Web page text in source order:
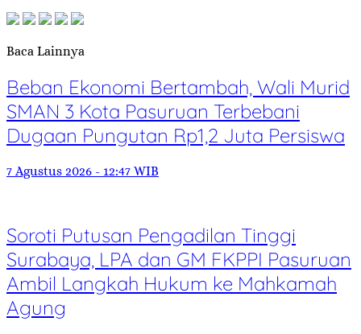
Baca Lainnya
Beban Ekonomi Bertambah, Wali Murid
SMAN 3 Kota Pasuruan Terbebani
Dugaan Pungutan Rp1,2 Juta Persiswa
7 Agustus 2026 - 12:47 WIB
Soroti Putusan Pengadilan Tinggi
Surabaya, LPA dan GM FKPPI Pasuruan
Ambil Langkah Hukum ke Mahkamah
Agung